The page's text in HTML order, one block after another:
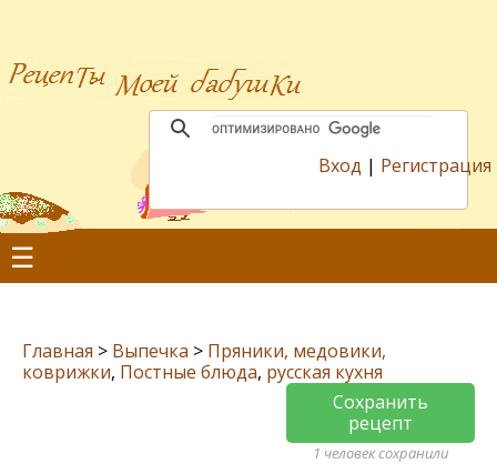
Вход | Регистрация
☰
Главная > Выпечка > Пряники, медовики,
коврижки, Постные блюда, русская кухня
Сохранить
рецепт
1 человек сохранили